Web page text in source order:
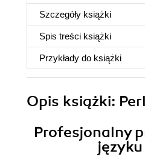
Szczegóły książki
Spis treści książki
Przykłady do książki
Opis książki: Perl
Profesjonalny
języku